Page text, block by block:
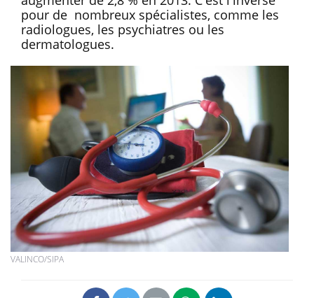
pour de nombreux spécialistes, comme les
radiologues, les psychiatres ou les
dermatologues.
VALINCO/SIPA